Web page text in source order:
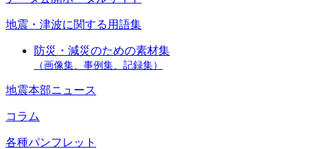
地震・津波に関する用語集
防災・減災のための素材集
（画像集、事例集、記録集）
地震本部ニュース
コラム
各種パンフレット